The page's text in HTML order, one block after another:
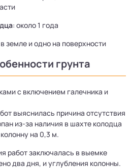
: около 1 года
земле и одно на поверхности
грунта
с включением галечника и
выяснилась причина отсутствия
из-за наличия в шахте колодца
на 0,3 м.
работ заключалась в выемке
два дня, и углубления колонны.